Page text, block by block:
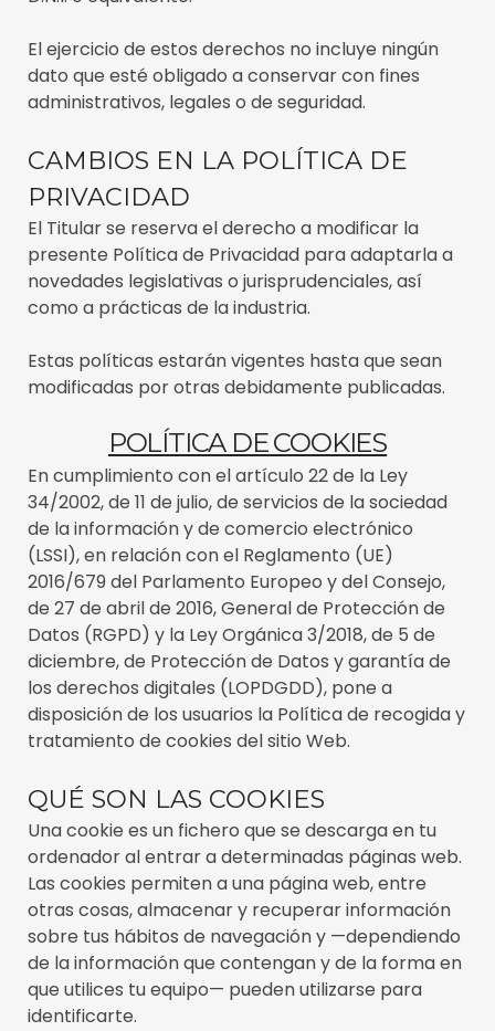
El ejercicio de estos derechos no incluye ningún
dato que esté obligado a conservar con fines
administrativos, legales o de seguridad.
CAMBIOS EN LA POLÍTICA DE
PRIVACIDAD
El Titular se reserva el derecho a modificar la
presente Política de Privacidad para adaptarla a
novedades legislativas o jurisprudenciales, así
como a prácticas de la industria.
Estas políticas estarán vigentes hasta que sean
modificadas por otras debidamente publicadas.
POLÍTICA DE COOKIES
En cumplimiento con el artículo 22 de la Ley
34/2002, de 11 de julio, de servicios de la sociedad
de la información y de comercio electrónico
(LSSI), en relación con el Reglamento (UE)
2016/679 del Parlamento Europeo y del Consejo,
de 27 de abril de 2016, General de Protección de
Datos (RGPD) y la Ley Orgánica 3/2018, de 5 de
diciembre, de Protección de Datos y garantía de
los derechos digitales (LOPDGDD), pone a
disposición de los usuarios la Política de recogida y
tratamiento de cookies del sitio Web.
QUÉ SON LAS COOKIES
Una cookie es un fichero que se descarga en tu
ordenador al entrar a determinadas páginas web.
Las cookies permiten a una página web, entre
otras cosas, almacenar y recuperar información
sobre tus hábitos de navegación y —dependiendo
de la información que contengan y de la forma en
que utilices tu equipo— pueden utilizarse para
identificarte.